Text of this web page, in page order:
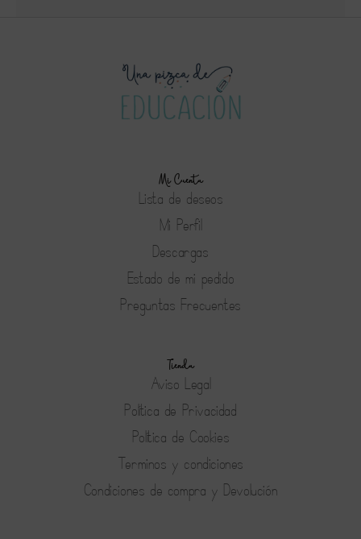
Mi Cuenta
Lista de deseos
Mi Perfil
Descargas
Estado de mi pedido
Preguntas Frecuentes
Tienda
Aviso Legal
Política de Privacidad
Política de Cookies
Terminos y condiciones
Condiciones de compra y Devolución